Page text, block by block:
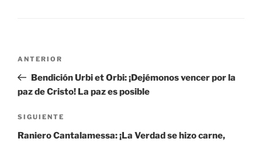
ANTERIOR
Bendición Urbi et Orbi: ¡Dejémonos vencer por la
paz de Cristo! La paz es posible
SIGUIENTE
Raniero Cantalamessa: ¡La Verdad se hizo carne,